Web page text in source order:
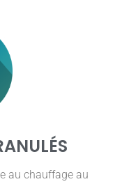
au chauffage au